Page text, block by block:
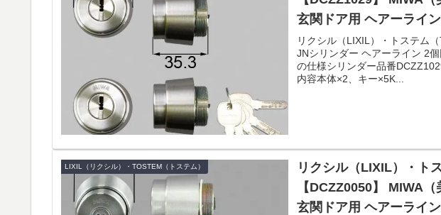
玄関ドア用 ヘアーライ
リクシル（LIXIL）・トステム
JNシリンダー ヘアーライン 2
の仕様シリンダー品番
内容本体×2、キー×5K...
LIXIL（リクシル）・TOSTEM（トステム）
リクシル（LIXIL）・ト
【DCZZ0050】 MIWA
玄関ドア用 ヘアーライ